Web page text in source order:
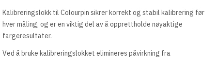
Kalibreringslokk til Colourpin sikrer korrekt og stabil kalibrering før
hver måling, og er en viktig del av å opprettholde nøyaktige
fargeresultater.
Ved å bruke kalibreringslokket elimineres påvirkning fra